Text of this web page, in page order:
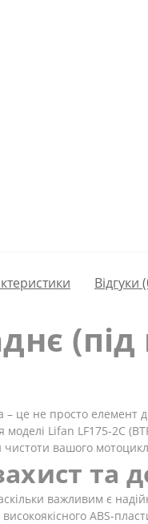
Відгуки
це не просто елемент
Lifan LF175-2С
вашого
та
важливим є
ABS-